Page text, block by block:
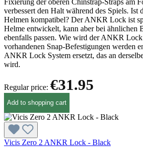
verbessert den Halt während des Spiels. Ist
Helmen kompatibel? Der ANKR Lock ist
Helme entwickelt, kann aber bei ähnlichen
ebenfalls passen. Wie wird der ANKR
vorhandenen Snap-Befestigungen werden
ANKR Lock System ersetzt, das an
wird.
Regular price: €31.95
Add to shopping cart
Vicis Zero 2 ANKR Lock - Black